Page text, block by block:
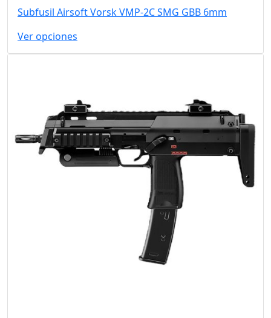
Subfusil Airsoft Vorsk VMP-2C SMG GBB 6mm
Ver opciones